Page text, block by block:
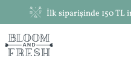
İlk siparişinde 150 TL